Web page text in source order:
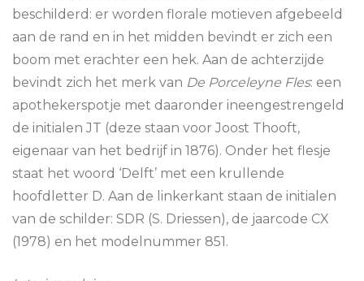
beschilderd: er worden florale motieven afgebeeld
aan de rand en in het midden bevindt er zich een
boom met erachter een hek. Aan de achterzijde
bevindt zich het merk van De Porceleyne Fles: een
apothekerspotje met daaronder ineengestrengeld
de initialen JT (deze staan voor Joost Thooft,
eigenaar van het bedrijf in 1876). Onder het flesje
staat het woord ‘Delft’ met een krullende
hoofdletter D. Aan de linkerkant staan de initialen
van de schilder: SDR (S. Driessen), de jaarcode CX
(1978) en het modelnummer 851.